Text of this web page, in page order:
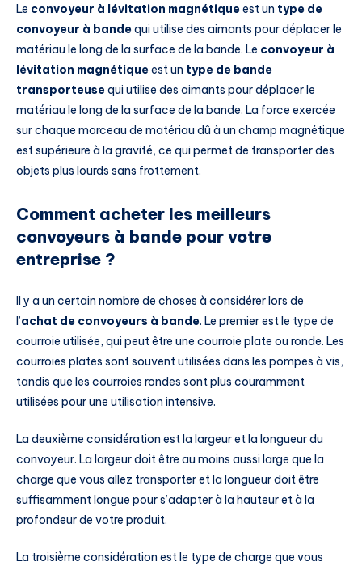
Le convoyeur à lévitation magnétiqueest un type de
convoyeur à bandequi utilise des aimants pour déplacer le
matériau le long de la surface de la bande. Le convoyeur à
lévitation magnétiqueest un type de bande
transporteusequi utilise des aimants pour déplacer le
matériau le long de la surface de la bande. La force exercée
sur chaque morceau de matériau dû à un champ magnétique
est supérieure à la gravité, ce qui permet de transporter des
objets plus lourds sans frottement.
Comment acheter les meilleurs
convoyeurs à bande pour votre
entreprise ?
Il y a un certain nombre de choses à considérer lors de
l’achat de convoyeurs à bande. Le premier est le type de
courroie utilisée, qui peut être une courroie plate ou ronde. Les
courroies plates sont souvent utilisées dans les pompes à vis,
tandis que les courroies rondes sont plus couramment
utilisées pour une utilisation intensive.
La deuxième considération est la largeur et la longueur du
convoyeur. La largeur doit être au moins aussi large que la
charge que vous allez transporter et la longueur doit être
suffisamment longue pour s’adapter à la hauteur et à la
profondeur de votre produit.
La troisième considération est le type de charge que vous